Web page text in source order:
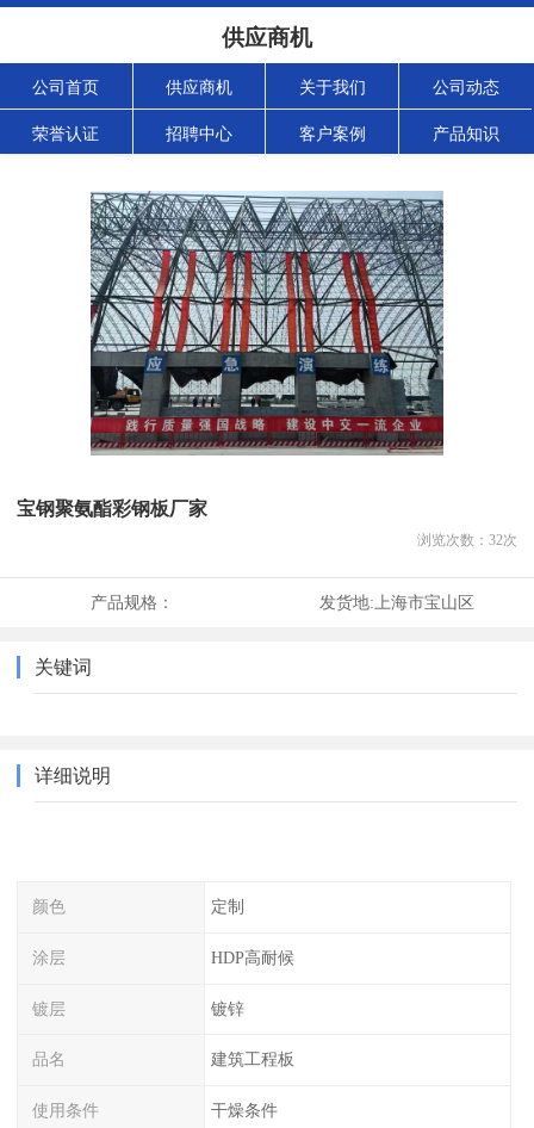
供应商机
公司首页 供应商机 关于我们 公司动态
荣誉认证 招聘中心 客户案例 产品知识
宝钢聚氨酯彩钢板厂家
浏览次数： 32次
产品规格： 发货地: 上海市宝山区
关键词
详细说明
颜色 定制
涂层 HDP高耐候
镀层 镀锌
品名 建筑工程板
使用条件 干燥条件